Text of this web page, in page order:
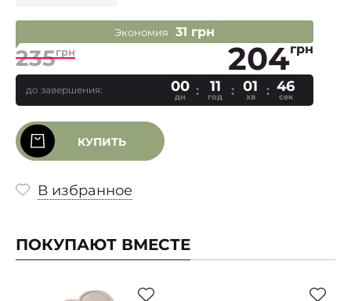
Экономия 31 грн
235грн 204грн
до завершения: 00
дн
11
год
01
хв
45
сек
КУПИТЬ
В избранное
ПОКУПАЮТ ВМЕСТЕ